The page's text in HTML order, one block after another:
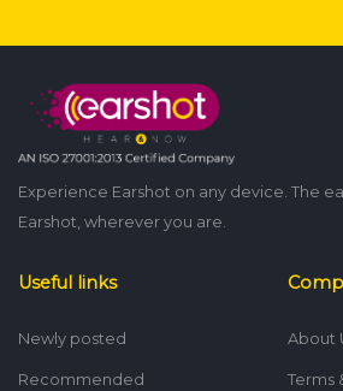
Experience Earshot on any device. The
Earshot, wherever you are.
Useful links
Newly posted
Recommended
About
Terms